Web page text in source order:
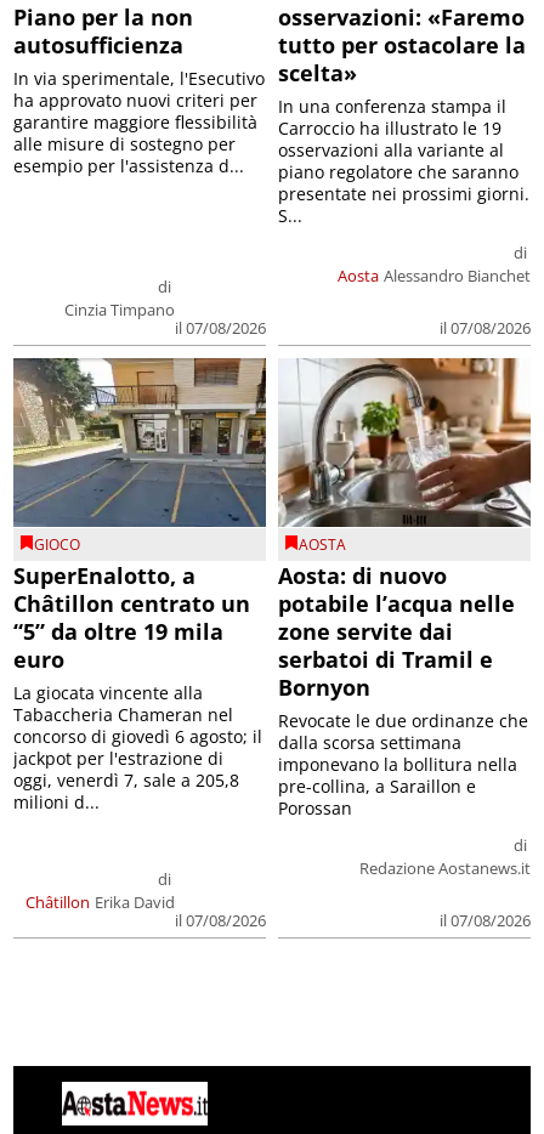
Piano per la non
autosufficienza
di
Cinzia Timpano
il 07/08/2026
In via sperimentale, l'Esecutivo
ha approvato nuovi criteri per
garantire maggiore flessibilità
alle misure di sostegno per
esempio per l'assistenza d...
osservazioni: «Faremo
tutto per ostacolare la
scelta»
Aosta
di
Alessandro Bianchet
il 07/08/2026
In una conferenza stampa il
Carroccio ha illustrato le 19
osservazioni alla variante al
piano regolatore che saranno
presentate nei prossimi giorni.
S...
GIOCO
SuperEnalotto, a
Châtillon centrato un
“5” da oltre 19 mila
euro
Châtillon
di
Erika David
il 07/08/2026
La giocata vincente alla
Tabaccheria Chameran nel
concorso di giovedì 6 agosto; il
jackpot per l'estrazione di
oggi, venerdì 7, sale a 205,8
milioni d...
AOSTA
Aosta: di nuovo
potabile l’acqua nelle
zone servite dai
serbatoi di Tramil e
Bornyon
di
Redazione Aostanews.it
il 07/08/2026
Revocate le due ordinanze che
dalla scorsa settimana
imponevano la bollitura nella
pre-collina, a Saraillon e
Porossan